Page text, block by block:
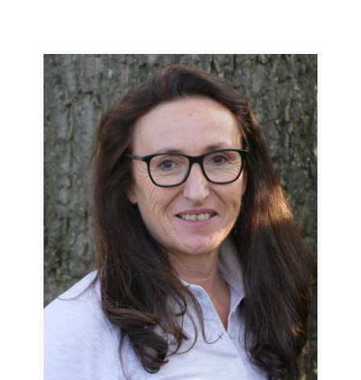
Andrée Ryhiner
Caissier